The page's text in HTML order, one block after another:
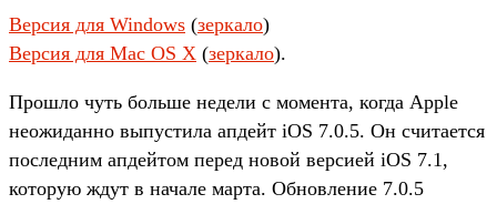
Версия для Windows (зеркало)
Версия для Mac OS X (зеркало).
Прошло чуть больше недели с момента, когда Apple
неожиданно выпустила апдейт iOS 7.0.5. Он считается
последним апдейтом перед новой версией iOS 7.1,
которую ждут в начале марта. Обновление 7.0.5